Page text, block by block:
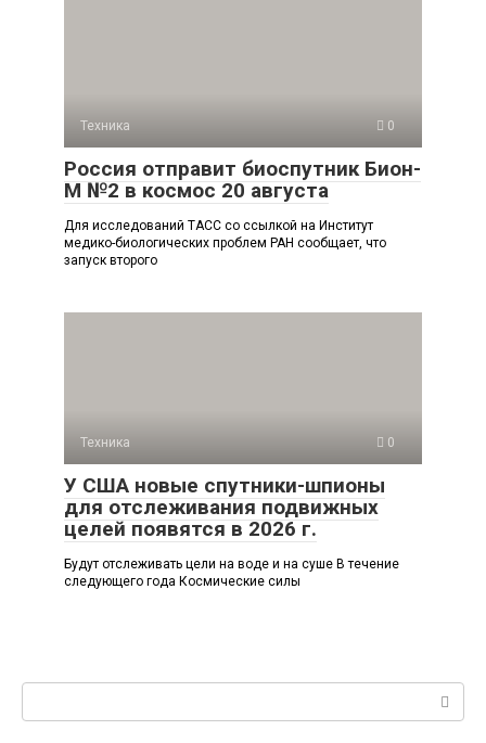
Техника 0
Россия отправит биоспутник Бион-
М №2 в космос 20 августа
Для исследований ТАСС со ссылкой на Институт
медико-биологических проблем РАН сообщает, что
запуск второго
Техника 0
У США новые спутники-шпионы
для отслеживания подвижных
целей появятся в 2026 г.
Будут отслеживать цели на воде и на суше В течение
следующего года Космические силы